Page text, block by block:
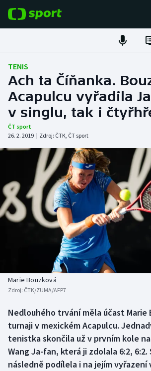
Fotbal
Hokej
Tenis
Atletika
Cyklistika
DALŠÍ SPORTY
Americký fotbal
Baseball a softbal
Biatlon
Box
Curling
NEPŘEHLÉDNĚTE
Soutěže
Historické návraty
Aplikace ČT sport
TENIS
Ach ta Číňanka.
Acapulcu vyřadila
v singlu, tak i
ČT sport
26. 2. 2019 | Zdroj: ČTK, ČT sport
Marie Bouzková
Zdroj: ČTK/ZUMA/AFP7
Nedlouhého trvání měla účast Marie
turnaji v mexickém Acapulcu.
tenistka skončila už v prvním kole
Wang Ja-fan, která ji zdolala 6:2,
následně podílela i na jejím vyřazení